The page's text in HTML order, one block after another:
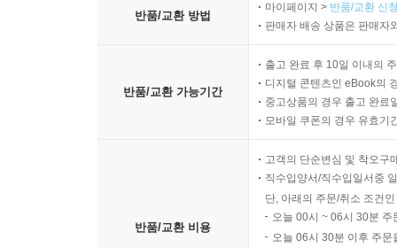
반품/교환 방법
마이페이지 > 반품/교환 신
판매자 배송 상품은 판매자
반품/교환 가능기간
출고 완료 후 10일 이내의
디지털 콘텐츠인 eBook의
중고상품의 경우 출고 완료
모바일 쿠폰의 경우 유효기
반품/교환 비용
고객의 단순변심 및 착오구
직수입양서/직수입일서중
단, 아래의 주문/취소 조건
오늘 00시 ~ 06시 30분
오늘 06시 30분 이후 주